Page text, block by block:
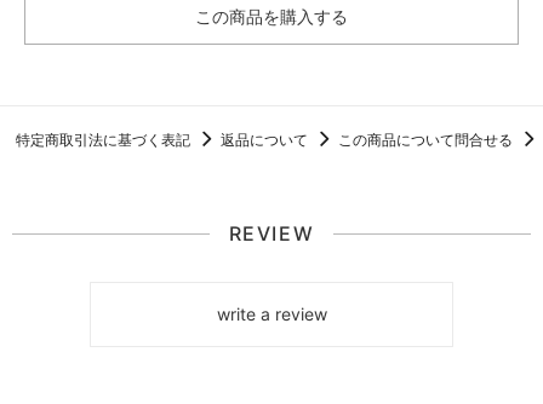
この商品を購入する
特定商取引法に基づく表記 返品について この商品について問合せる
REVIEW
write a review